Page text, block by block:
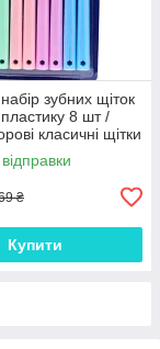
зубних щіток
пластику 8 шт /
класичні щітки
гігієни рота
₴
Купити